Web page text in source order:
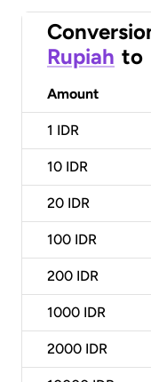
Rupiah to
Amount
1 IDR
10 IDR
20 IDR
100 IDR
200 IDR
1000 IDR
2000 IDR